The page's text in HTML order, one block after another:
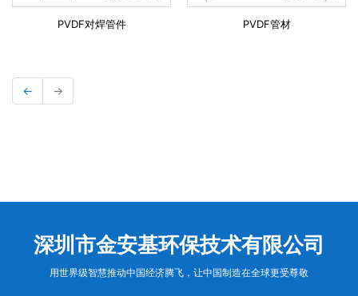
PVDF对焊管件 PVDF管材
← →
深圳市金安基环保技术有限公司
用世界级智慧推动中国经济腾飞，让中国制造在全球更受尊敬